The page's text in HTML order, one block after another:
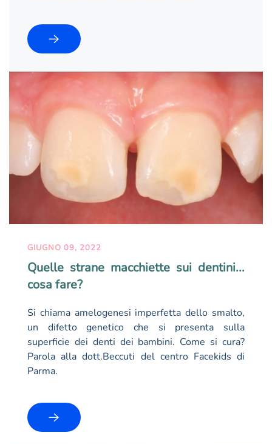
GIUGNO 09, 2022
Quelle strane macchiette sui dentini...
cosa fare?
Si chiama amelogenesi imperfetta dello smalto,
un difetto genetico che si presenta sulla
superficie dei denti dei bambini. Come si cura?
Parola alla dott.Beccuti del centro Facekids di
Parma.